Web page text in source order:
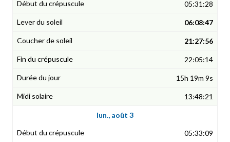
05:31:28
06:08:47
21:27:56
22:05:14
15h 19m 9s
13:48:21
lun., août 3
05:33:09